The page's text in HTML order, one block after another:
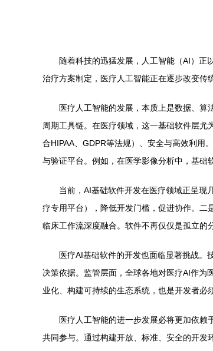
随着科技的迅猛发展，人工智能（AI）正
治疗方案制定，医疗人工智能正在逐步改变
医疗人工智能的发展，本质上是数据、
周期工具链。在医疗领域，这一基础软件层
合HIPAA、GDPR等法规）、安全与高效利用
与验证平台。例如，在医学影像分析中，基础
当前，AI基础软件开发在医疗领域正呈现
疗专用平台），降低开发门槛，促进协作。二
临床工作流深度融合。软件不再仅仅是孤立的
医疗AI基础软件的开发也面临显著挑战。
决策依据。监管层面，全球各地对医疗AI作为
业化、构建可持续的生态系统，也是开发者必
医疗人工智能的进一步发展必将更加依
共同参与。通过构建开放、标准、安全的开发